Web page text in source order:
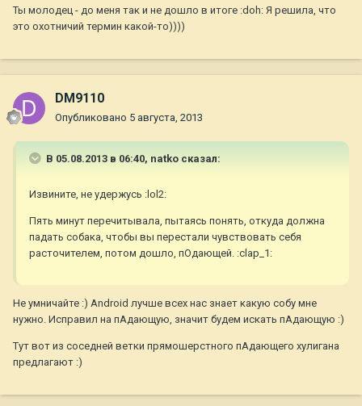
Ты молодец - до меня так и не дошло в итоге :doh: Я решила, что
это охотничий термин какой-то))))
DM9110
Опубликовано 5 августа, 2013
В 05.08.2013 в 06:40, natko сказал:
Извините, не удержусь :lol2:
Пять минут перечитывала, пытаясь понять, откуда должна
падать собака, чтобы вы перестали чувствовать себя
расточителем, потом дошло, пОдающей. :clap_1:
Не умничайте :) Android лучше всех нас знает какую собу мне
нужно. Исправил на пАдающую, значит будем искать пАдающую :)
Тут вот из соседней ветки прямошерстного пАдающего хулигана
предлагают :)